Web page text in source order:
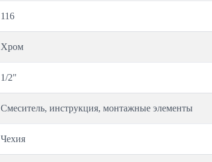
116
Хром
1/2"
Смеситель, инструкция, монтажные элементы
Чехия